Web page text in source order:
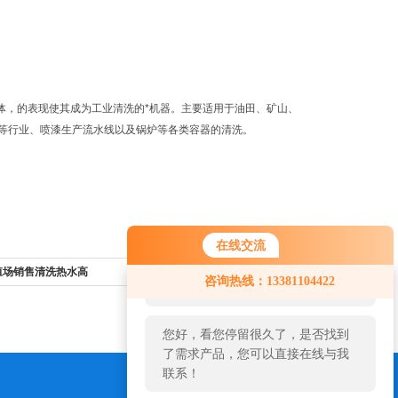
在线交流
咨询热线：13381104422
您好！欢迎前来咨询，很高兴为您
服务，请问您要咨询什么问题呢？
您好，看您停留很久了，是否找到
了需求产品，您可以直接在线与我
联系！
的表现使其成为工业清洗的*机器。主要适用于油田、矿山、
业、喷漆生产流水线以及锅炉等各类容器的清洗。
销售清洗热水高 返回列表>>